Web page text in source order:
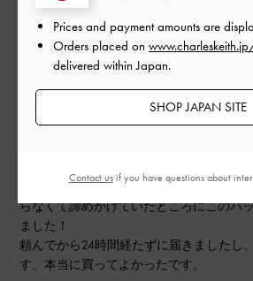
ご利用者様
大好き！
縦長の直方体のバッグをずっと探してま
らなくて諦めかけていたところにこのバ
ました！
頼んでから24時間経たずに届きましたし
す。本当に買ってよかったです。
Prices and payment amounts are
Orders placed on
delivered within Japan.
SHOP JAPAN SITE
Contact usif you have questions about